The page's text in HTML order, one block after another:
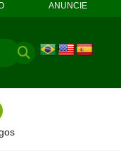
ANUNCIE